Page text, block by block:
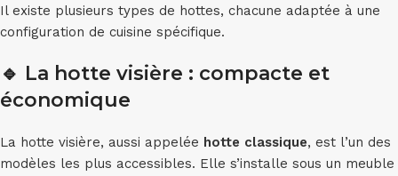
Il existe plusieurs types de hottes, chacune adaptée à une
configuration de cuisine spécifique.
🔹 La hotte visière : compacte et
économique
La hotte visière, aussi appelée hotte classique, est l’un des
modèles les plus accessibles. Elle s’installe sous un meuble